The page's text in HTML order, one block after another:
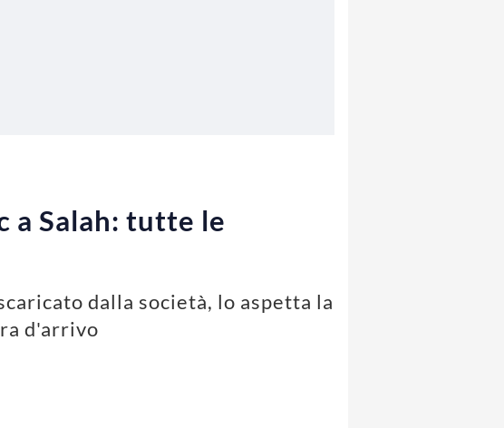
a Salah: tutte le
dalla società, lo aspetta la
d'arrivo